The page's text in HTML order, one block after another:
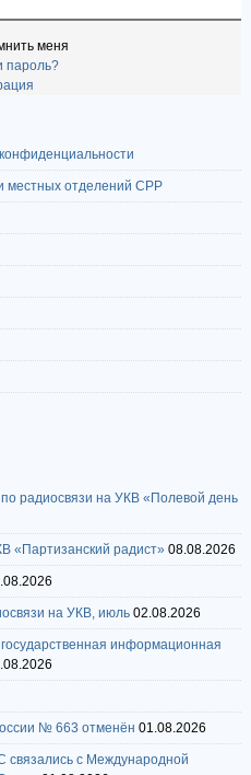
меня
пароль?
местных отделений СРР
радиосвязи на УКВ «Полевой день
«Партизанский радист» 08.08.2026
на УКВ, июль 02.08.2026
информационная
№ 663 отменён 01.08.2026
связались с Международной